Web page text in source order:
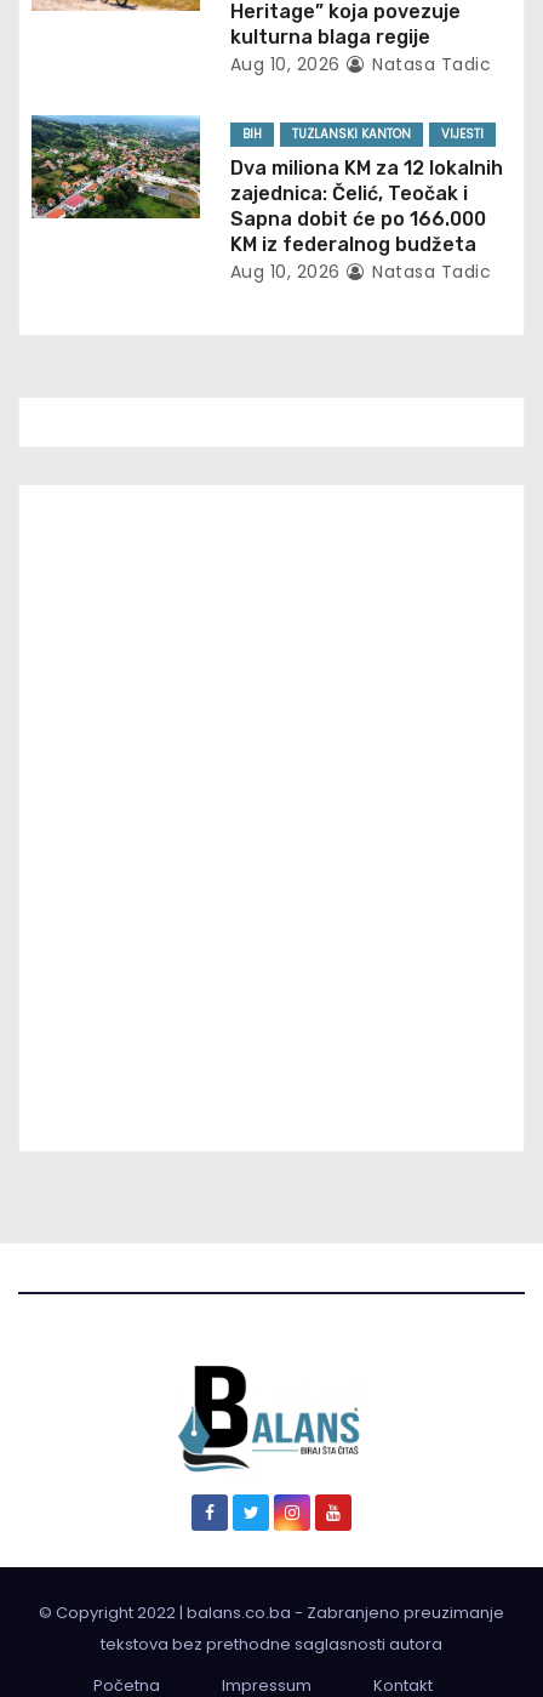
a
i
o
n
Heritage” koja povezuje
kulturna blaga regije
Aug 10, 2026 Natasa Tadic
BIH TUZLANSKI KANTON VIJESTI
Dva miliona KM za 12 lokalnih
zajednica: Čelić, Teočak i
Sapna dobit će po 166.000
KM iz federalnog budžeta
Aug 10, 2026 Natasa Tadic
© Copyright 2022 | balans.co.ba - Zabranjeno preuzimanje
tekstova bez prethodne saglasnosti autora
Početna
Impressum Kontakt